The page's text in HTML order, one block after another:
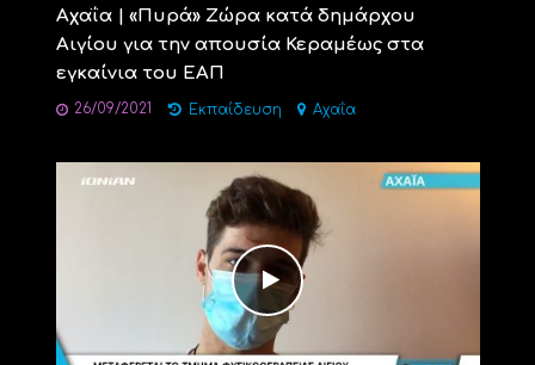
Αχαΐα | «Πυρά» Ζώρα κατά δημάρχου
Αιγίου για την απουσία Κεραμέως στα
εγκαίνια του ΕΑΠ
26/09/2021 Εκπαίδευση Αχαΐα